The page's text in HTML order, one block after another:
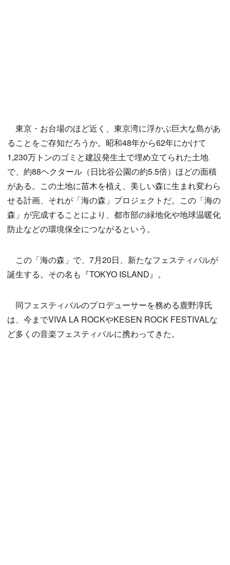
東京・お台場のほど近く、東京湾に浮かぶ巨大な島があ
ることをご存知だろうか。昭和48年から62年にかけて
1,230万トンのゴミと建設発生土で埋め立てられた土地
で、約88ヘクタール（日比谷公園の約5.5倍）ほどの面積
がある。この土地に苗木を植え、美しい森に生まれ変わら
せる計画、それが「海の森」プロジェクトだ。この「海の
森」が完成することにより、都市部の緑地化や地球温暖化
防止などの環境保全につながるという。
この「海の森」で、7月20日、新たなフェスティバルが
誕生する。その名も『TOKYO ISLAND』。
同フェスティバルのプロデューサーを務める鹿野淳氏
は、今までVIVA LA ROCKやKESEN ROCK FESTIVALな
ど多くの音楽フェスティバルに携わってきた。